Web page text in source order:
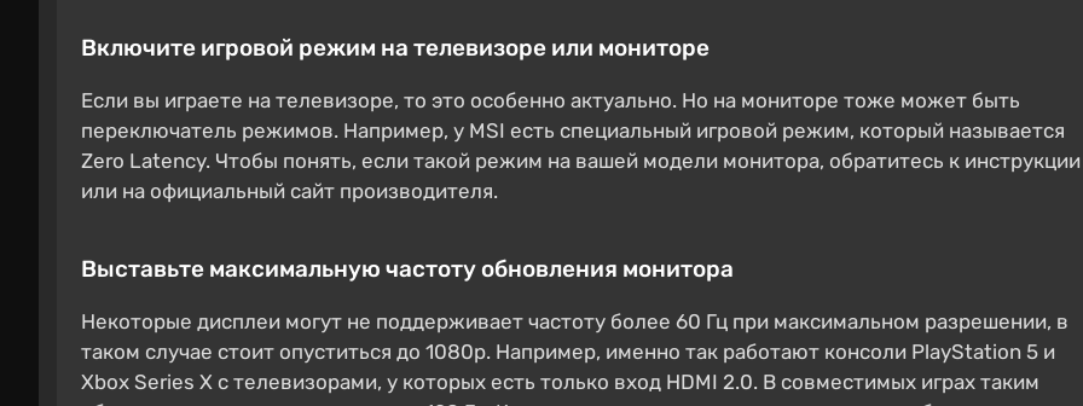
Включите игровой режим на телевизоре или мониторе
Если вы играете на телевизоре, то это особенно актуально. Но на мониторе тоже может быть
переключатель режимов. Например, у MSI есть специальный игровой режим, который называется
Zero Latency. Чтобы понять, если такой режим на вашей модели монитора, обратитесь к инструкции
или на официальный сайт производителя.
Выставьте максимальную частоту обновления монитора
Некоторые дисплеи могут не поддерживает частоту более 60 Гц при максимальном разрешении, в
таком случае стоит опуститься до 1080p. Например, именно так работают консоли PlayStation 5 и
Xbox Series X с телевизорами, у которых есть только вход HDMI 2.0. В совместимых играх таким